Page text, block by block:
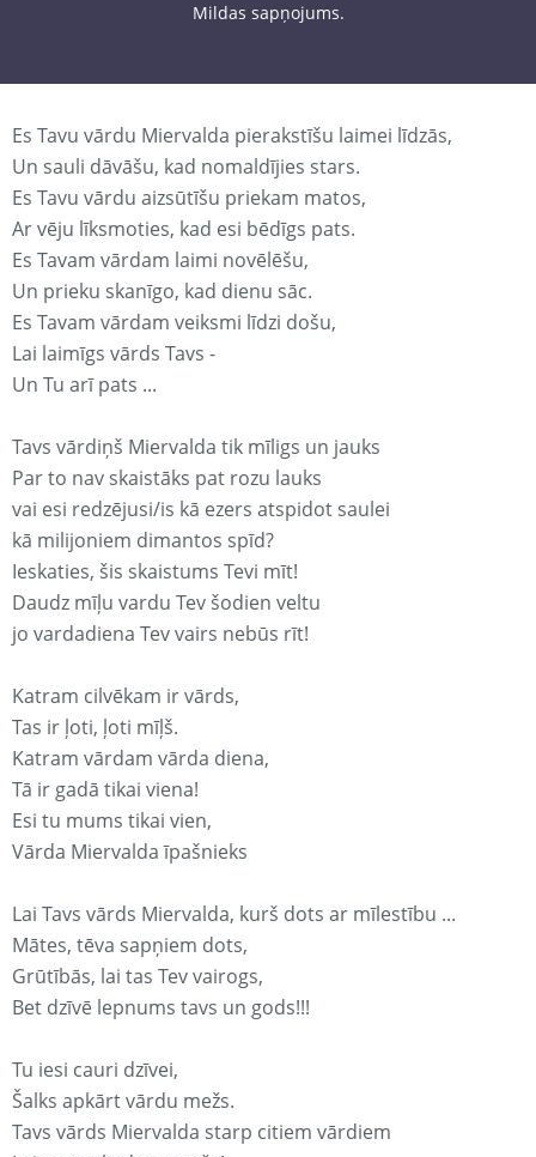
Mildas sapņojums.
Es Tavu vārdu Miervalda pierakstīšu laimei līdzās,
Un sauli dāvāšu, kad nomaldījies stars.
Es Tavu vārdu aizsūtīšu priekam matos,
Ar vēju līksmoties, kad esi bēdīgs pats.
Es Tavam vārdam laimi novēlēšu,
Un prieku skanīgo, kad dienu sāc.
Es Tavam vārdam veiksmi līdzi došu,
Lai laimīgs vārds Tavs -
Un Tu arī pats ...
Tavs vārdiņš Miervalda tik mīligs un jauks
Par to nav skaistāks pat rozu lauks
vai esi redzējusi/is kā ezers atspidot saulei
kā milijoniem dimantos spīd?
Ieskaties, šis skaistums Tevi mīt!
Daudz mīļu vardu Tev šodien veltu
jo vardadiena Tev vairs nebūs rīt!
Katram cilvēkam ir vārds,
Tas ir ļoti, ļoti mīļš.
Katram vārdam vārda diena,
Tā ir gadā tikai viena!
Esi tu mums tikai vien,
Vārda Miervalda īpašnieks
Lai Tavs vārds Miervalda, kurš dots ar mīlestību ...
Mātes, tēva sapņiem dots,
Grūtībās, lai tas Tev vairogs,
Bet dzīvē lepnums tavs un gods!!!
Tu iesi cauri dzīvei,
Šalks apkārt vārdu mežs.
Tavs vārds Miervalda starp citiem vārdiem